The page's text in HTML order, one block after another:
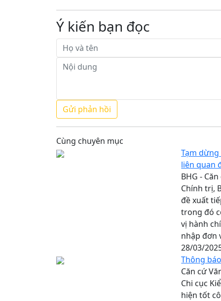
Ý kiến bạn đọc
Cùng chuyên mục
Tạm
liên quan
BHG -
Chính trị,
đề xuất
trong đó
vị hành
nhập đơn
28/03/
Thông
Căn cứ
Chi cục
hiện tốt